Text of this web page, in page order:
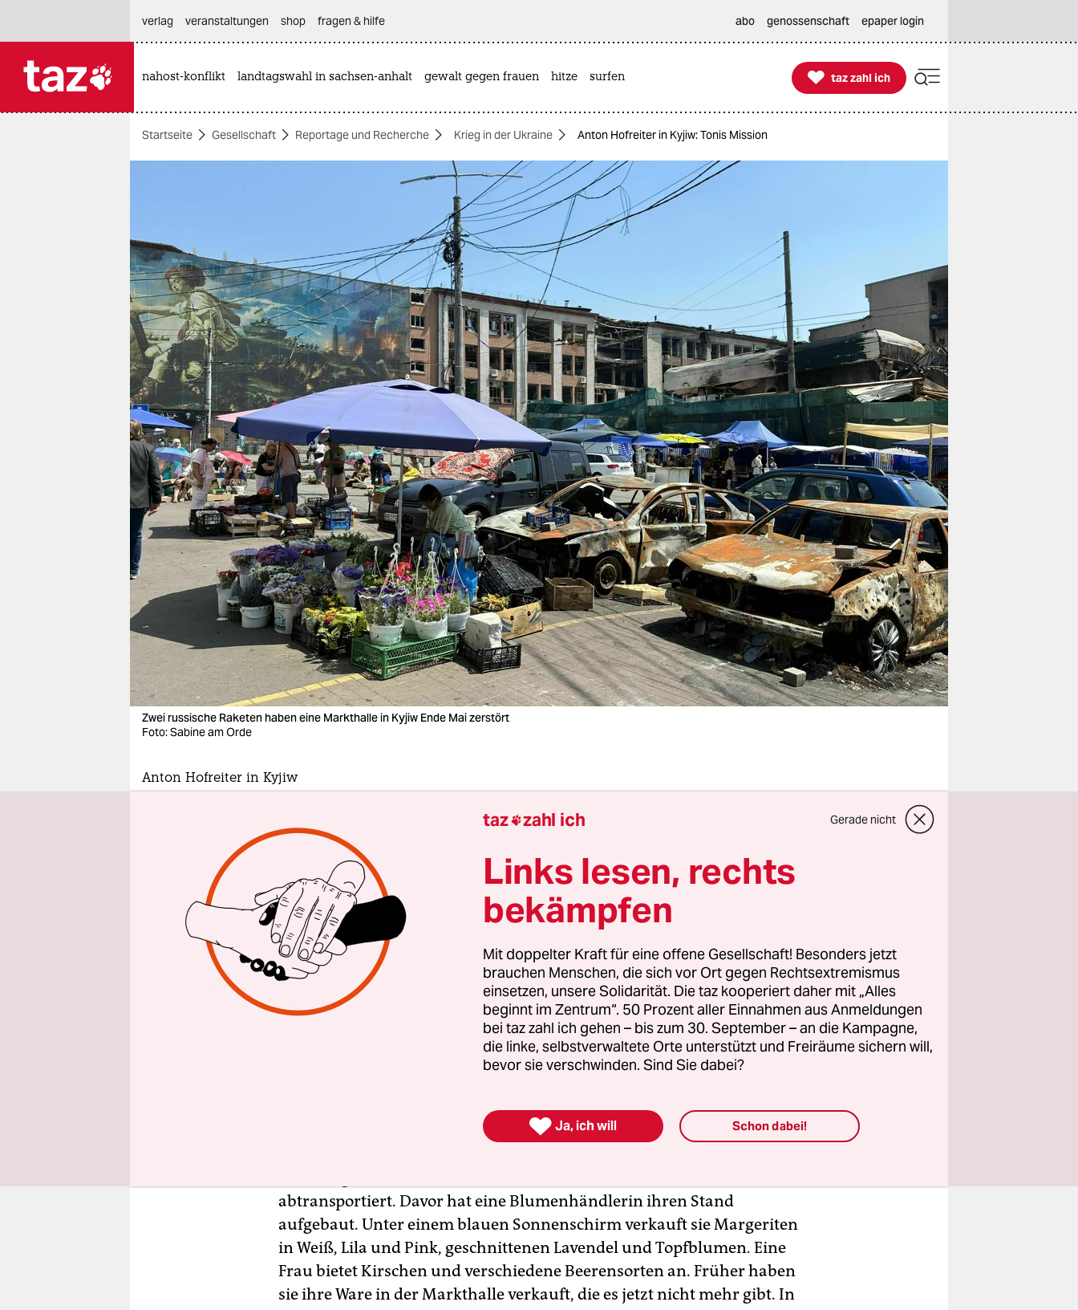
themen
gesellschaft
kultur
sport
berlin
nord
wahrheit
verlag
verlag
veranstaltungen
shop
fragen & hilfe
unterstützen
abo
genossenschaft
epaper login
verlag
veranstaltungen shop fragen & hilfe abo genossenschaft epaper login
nahost-konflikt landtagswahl in sachsen-anhalt gewalt gegen frauen hitze surfen 
taz zahl ich
taz zahl ich
Startseite Gesellschaft Reportage und Recherche Krieg in der Ukraine Anton Hofreiter in Kyjiw: Tonis Mission
Zwei russische Raketen haben eine Markthalle in Kyjiw Ende Mai zerstört
Foto: Sabine am Orde
Anton Hofreiter in Kyjiw
Zum siebten Mal seit Beginn der russischen Vollinvasion ist Anton
Hofreiter auf Besuch in der Ukraine. Die zeigt sich dieser Tage voller
Hoffnung.
8.7.2026 8:20 Uhr teilen
Sabine am Orde
schon mehr als einen Monat zurückliegt. Das, was früher mal ein
Einkaufzentrum mit Supermarkt und kleinen Shops war, sieht aus
abtransportiert. Davor hat eine Blumenhändlerin ihren Stand
aufgebaut. Unter einem blauen Sonnenschirm verkauft sie Margeriten
in Weiß, Lila und Pink, geschnittenen Lavendel und Topfblumen. Eine
Frau bietet Kirschen und verschiedene Beerensorten an. Früher haben
sie ihre Ware in der Markthalle verkauft, die es jetzt nicht mehr gibt. In
taz zahl ich Gerade nicht
Links lesen, rechts
bekämpfen
Mit doppelter Kraft für eine offene Gesellschaft! Besonders jetzt
brauchen Menschen, die sich vor Ort gegen Rechtsextremismus
einsetzen, unsere Solidarität. Die taz kooperiert daher mit „Alles
beginnt im Zentrum“. 50 Prozent aller Einnahmen aus Anmeldungen
bei taz zahl ich gehen – bis zum 30. September – an die Kampagne,
die linke, selbstverwaltete Orte unterstützt und Freiräume sichern will,
bevor sie verschwinden. Sind Sie dabei?
 Ja, ich will Schon dabei!